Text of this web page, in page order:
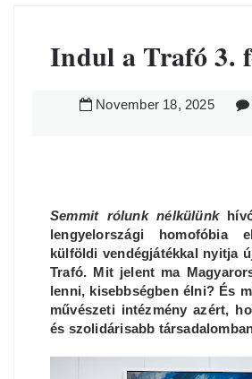
Indul a Trafó 3.
November 18, 2025
Semmit rólunk nélkülünk
lengyelországi homofóbia
külföldi vendégjátékkal nyitja
Trafó. Mit jelent ma
lenni, kisebbségben élni? És
művészeti intézmény azért,
és szolidárisabb